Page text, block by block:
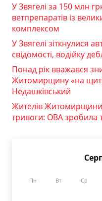
У Звягелі за 150 млн
ветпрепаратів із
комплексом
У Звягелі зіткнулися
свідомості, водійку
Понад рік вважався
Житомирщину «на
Недашківський
Жителів Житомирщини
тривоги: ОВА зробила
Пн Вт Ср